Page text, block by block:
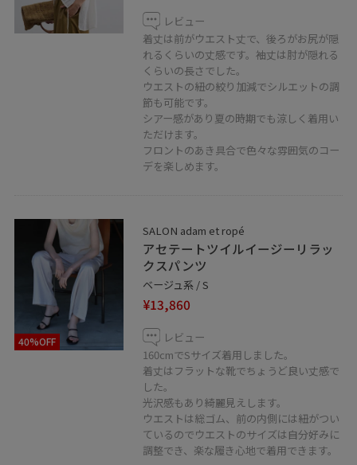
が異なって見える場合がございます。
商品の色味はスタジオ撮影の画像をご参照下さい。
✤LINE接客承ってます！
聞きたいことはあるけど電話するお時間がない方や
この時期なかなか外に出られない方など。
お取り置きやお取り寄せ(代引き)もお伺い出来ます！
是非、お気軽にメッセージを送ってください⚘
レビュー
着丈は前がウエスト丈で、後ろがお尻が隠
れるくらいの丈感です。袖丈は肘が隠れる
くらいの長さでした。
ウエストの紐の絞り加減でシルエットの調
節も可能です。
シアー感があり夏の時期でも涼しく着用い
ただけます。
フロントのあき具合で色々な雰囲気のコー
デを楽しめます。
40%OFF
SALON adam et ropé
アセテートツイルイージーリラッ
クスパンツ
ベージュ系 / S
¥13,860
レビュー
160cmでSサイズ着用しました。
着丈はフラットな靴でちょうど良い丈感で
した。
光沢感もあり綺麗見えします。
ウエストは総ゴム、前の内側には紐がつい
ているのでウエストのサイズは自分好みに
調整でき、楽な履き心地で着用できます。